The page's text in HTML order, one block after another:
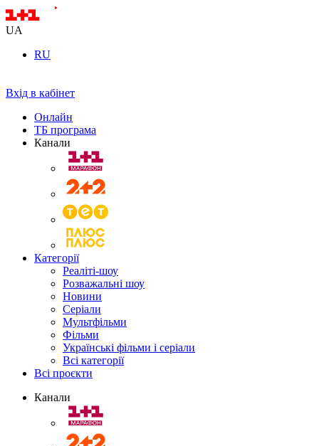
UA
RU
Вхід в кабінет
Онлайн
ТБ програма
Канали
Категорії
Реаліті-шоу
Розважальні шоу
Новини
Серіали
Мультфільми
Фільми
Українські фільми і серіали
Всі категорії
Всі проєкти
Канали